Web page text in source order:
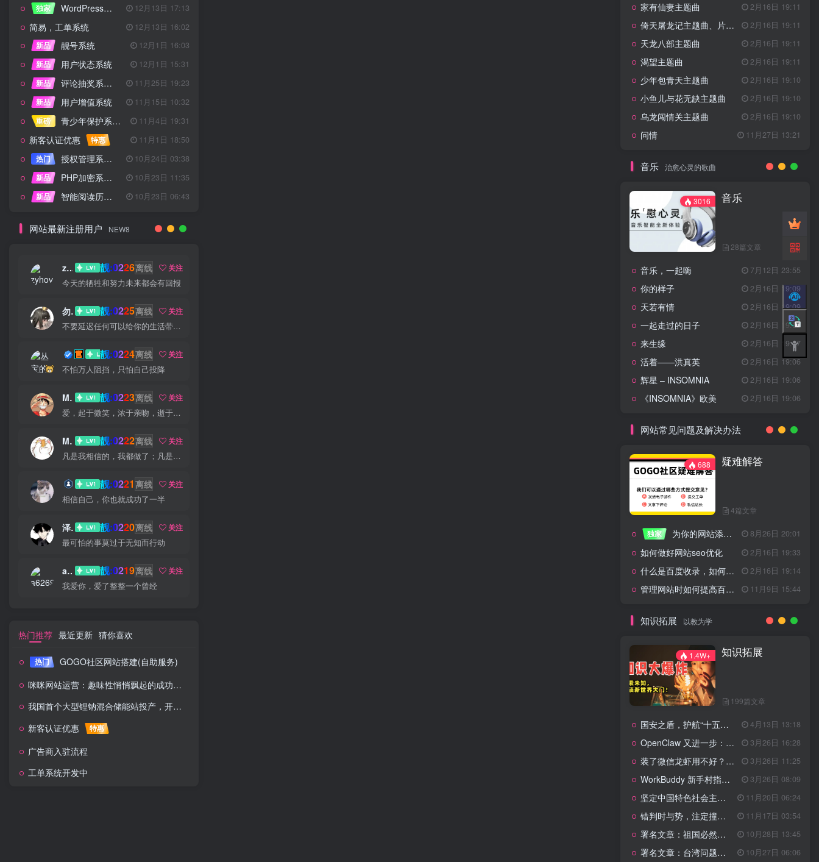
独家
WordPress设备管理器插件 – 专业版 12月13日 17:13
简易，工单系统
12月13日 16:02
新品
靓号系统
12月1日 16:03
新品
用户状态系统
12月1日 15:31
新品
评论抽奖系统 – 完整功能详解
11月25日 19:23
新品
用户增值系统
11月15日 10:32
重磅
青少年保护系统 专为子比主题开发 11月4日 19:31
新客认证优惠 特惠
11月1日 18:50
热门
授权管理系统子比主题专版
10月24日 03:38
新品
PHP加密系统专业版
10月23日 11:35
新品
智能阅读历史系统 10月23日 06:43
网站最新注册用户 NEW8
zyhove 靓:0226离线
关注
今天的牺牲和努力未来都会有回报
勿听 靓:0225离线
关注
不要延迟任何可以给你的生活带来欢笑与快乐的事情
丛宝 靓:0224离线
关注
不怕万人阻挡，只怕自己投降
MS-康娃 靓:0223离线
关注
爱，起于微笑，浓于亲吻，逝于泪水
Miss 先生 靓:0222离线
关注
凡是我相信的，我都做了；凡是我做了的事，都是全身心地投入去做的
猫小白 靓:0221 离线
关注
相信自己，你也就成功了一半
泽宇 靓:0220离线
关注
最可怕的事莫过于无知而行动
a626911 靓:0219离线
关注
我爱你，爱了整整一个曾经
热门推荐 最近更新 猜你喜欢
热门
GOGO社区网站搭建(自助服务)
咪咪网站运营：趣味性悄悄飘起的成功风头
我国首个大型锂钠混合储能站投产，开启储能新时代
新客认证优惠
特惠
广告商入驻流程
工单系统开发中
家有仙妻主题曲 2月16日 19:11
倚天屠龙记主题曲、片头曲 2月16日 19:11
天龙八部主题曲 2月16日 19:11
渴望主题曲 2月16日 19:11
少年包青天主题曲 2月16日 19:10
小鱼儿与花无缺主题曲 2月16日 19:10
乌龙闯情关主题曲 2月16日 19:10
问情 11月27日 13:21
音乐 治愈心灵的歌曲
3016 音乐
28篇文章
音乐，一起嗨 7月12日 23:55
你的样子 2月16日 19:09
天若有情 2月16日 19:09
一起走过的日子 2月16日 19:07
来生缘 2月16日 19:07
活着——洪真英 2月16日 19:06
辉星 – INSOMNIA 2月16日 19:06
《INSOMNIA》欧美 2月16日 19:06
网站常见问题及解决办法
688 疑难解答
4篇文章
独家 为你的网站添加百度登录 8月26日 20:01
如何做好网站seo优化 2月16日 19:33
什么是百度收录，如何提高收录量？ 2月16日 19:14
管理网站时如何提高百度权重？ 11月9日 15:44
知识拓展 以教为学
1.4W+ 知识拓展
199篇文章
国安之盾，护航“十五五”新征程 4月13日 13:18
OpenClaw 又进一步：微信直连+安全检测+版本切换 3月26日 16:28
装了微信龙虾用不好？3步让你轻松指挥AI干活！ 3月26日 11:25
WorkBuddy 新手村指南：10 个核心技巧帮你解锁满级虾🦞！ 3月26日 08:09
坚定中国特色社会主义法治的政治定力 11月20日 06:24
错判时与势，注定撞南墙 11月17日 03:54
署名文章：祖国必然统一势不可挡 10月28日 13:45
署名文章：台湾问题的由来和性质 10月27日 06:06